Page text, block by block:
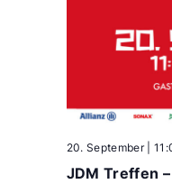
JDM Treffen
20. September |